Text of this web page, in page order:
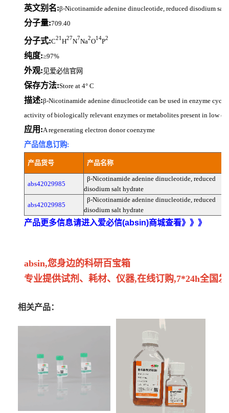
英文别名:β-Nicotinamide adenine dinucleotide, reduced disodium salt
分子量:709.40
分子式:C21H27N7Na2O14P2
纯度:≥97%
外观: 见爱必信官网
保存方法:Store at 4° C
描述:β-Nicotinamide adenine dinucleotide can be used in enzyme
activity of biologically relevant enzymes or metabolites present in low
应用:A regenerating electron donor coenzyme
产品信息订购:
产品货号 产品名称
abs42029985
β-Nicotinamide adenine dinucleotide, reduced
disodium salt hydrate
abs42029985
β-Nicotinamide adenine dinucleotide, reduced
disodium salt hydrate
产品更多信息请进入爱必信(absin)商城查看》》》
absin,您身边的科研百宝箱
专业提供试剂、耗材、仪器,在线订购,7*24h全国
相关产品：